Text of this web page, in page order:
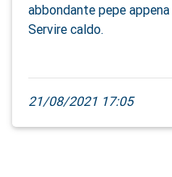
abbondante pepe
Servire caldo.
21/08/2021 17:05